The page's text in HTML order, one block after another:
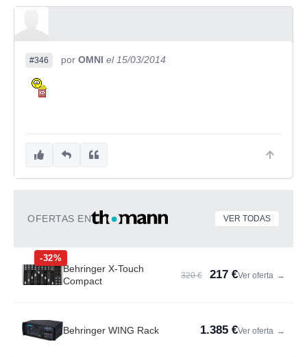
#346 por OMNI el 15/03/2014
OFERTAS EN VER TODAS
-32%
Behringer X-Touch
Compact
320 € 217 €Ver oferta →
Behringer WING Rack 1.385 €Ver oferta →